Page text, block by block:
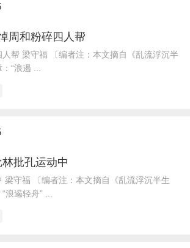
周和粉碎四人帮
帮 梁守福 〔编者注：本文摘自《乱流浮沉半
“浪遏 ...
批孔运动中
梁守福 〔编者注：本文摘自《乱流浮沉半生
遏轻舟” ...